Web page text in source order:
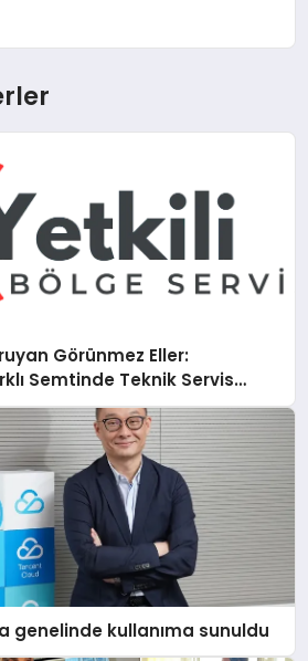
Görünmez Eller:
Semtinde Teknik Servis
genelinde kullanıma sunuldu